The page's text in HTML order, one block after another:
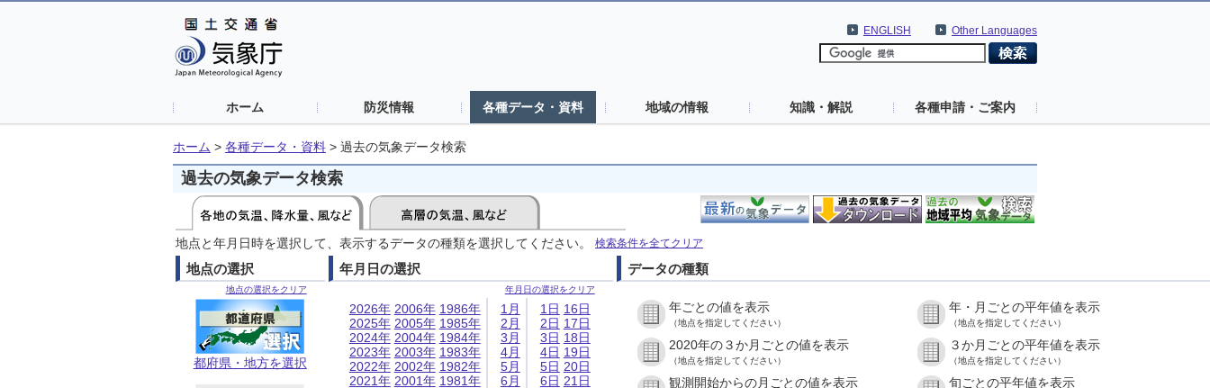
Other Languages
ENGLISH
ホーム 防災情報 各種データ・資料 地域の情報 知識・解説 各種申請・ご案内
ホーム > 各種データ・資料 > 過去の気象データ検索
過去の気象データ検索
地点と年月日時を選択して、表示するデータの種類を選択してください。 検索条件を全てクリア
地点の選択
地点の選択をクリア
都府県・地方を選択
年月日の選択
年月日の選択をクリア
2026年
2025年
2024年
2023年
2022年
2021年
2006年
2005年
2004年
2003年
2002年
2001年
1986年
1985年
1984年
1983年
1982年
1981年
1月
2月
3月
4月
5月
6月
1日
2日
3日
4日
5日
6日
16日
17日
18日
19日
20日
21日
データの種類
年ごとの値を表示
（地点を指定してください）
年・月ごとの平年値を表示
（地点を指定してください）
2020年の３か月ごとの値を表示
（地点を指定してください）
３か月ごとの平年値を表示
（地点を指定してください）
観測開始からの月ごとの値を表示 旬ごとの平年値を表示